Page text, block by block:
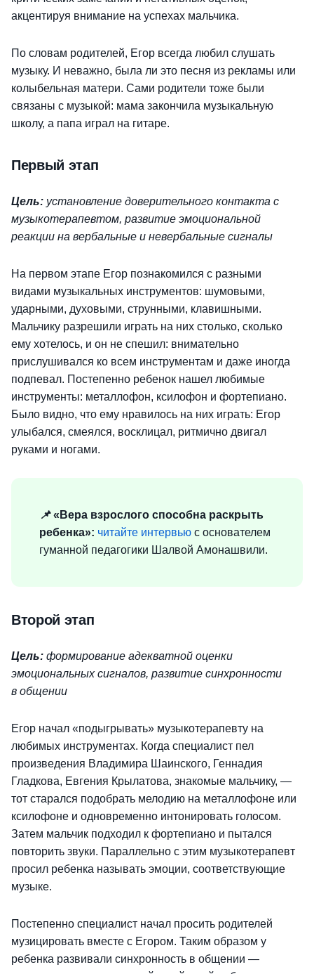
акцентируя внимание на успехах мальчика.
По словам родителей, Егор всегда любил слушать
музыку. И неважно, была ли это песня из рекламы или
колыбельная матери. Сами родители тоже были
связаны с музыкой: мама закончила музыкальную
школу, а папа играл на гитаре.
Первый этап
Цель: установление доверительного контакта с
музыкотерапевтом, развитие эмоциональной
реакции на вербальные и невербальные сигналы
На первом этапе Егор познакомился с разными
видами музыкальных инструментов: шумовыми,
ударными, духовыми, струнными, клавишными.
Мальчику разрешили играть на них столько, сколько
ему хотелось, и он не спешил: внимательно
прислушивался ко всем инструментам и даже иногда
подпевал. Постепенно ребенок нашел любимые
инструменты: металлофон, ксилофон и фортепиано.
Было видно, что ему нравилось на них играть: Егор
улыбался, смеялся, восклицал, ритмично двигал
руками и ногами.
📌«Вера взрослого способна раскрыть
ребенка»: читайте интервью с основателем
гуманной педагогики Шалвой Амонашвили.
Второй этап
Цель: формирование адекватной оценки
эмоциональных сигналов, развитие синхронности
в общении
Егор начал «подыгрывать» музыкотерапевту на
любимых инструментах. Когда специалист пел
произведения Владимира Шаинского, Геннадия
Гладкова, Евгения Крылатова, знакомые мальчику, —
тот старался подобрать мелодию на металлофоне или
ксилофоне и одновременно интонировать голосом.
Затем мальчик подходил к фортепиано и пытался
повторить звуки. Параллельно с этим музыкотерапевт
просил ребенка называть эмоции, соответствующие
музыке.
Постепенно специалист начал просить родителей
музицировать вместе с Егором. Таким образом у
ребенка развивали синхронность в общении —